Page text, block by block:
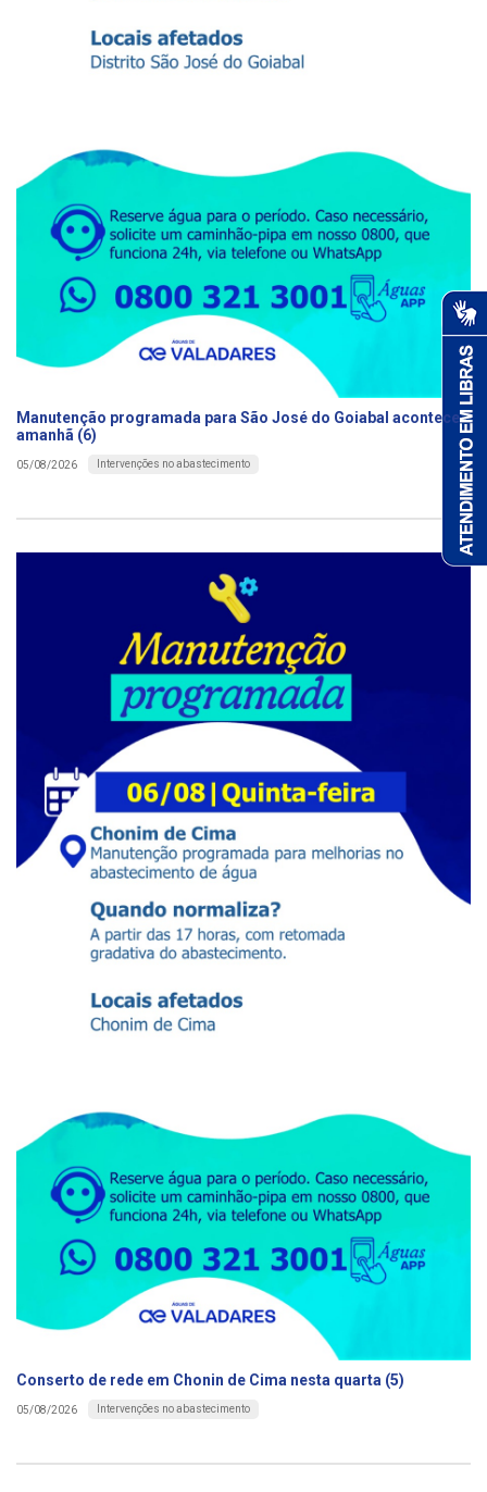
Manutenção programada para São José do Goiabal acontece
amanhã (6)
05/08/2026 Intervenções no abastecimento
Conserto de rede em Chonin de Cima nesta quarta (5)
05/08/2026 Intervenções no abastecimento